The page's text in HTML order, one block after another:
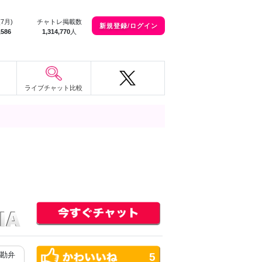
月)
チャトレ掲載数
1,314,770 人
新規登録/ログイン
ライブチャット比較
弁 5